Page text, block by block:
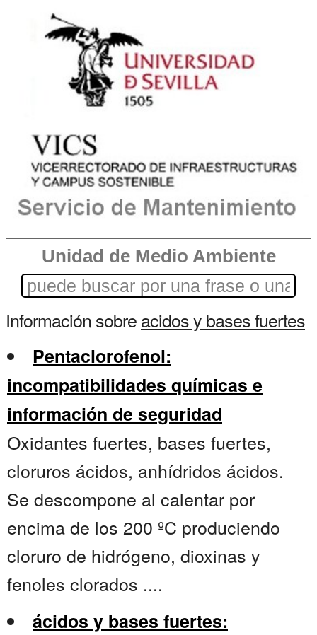
Unidad de Medio Ambiente
Información sobreacidos y bases fuertes
Pentaclorofenol:
incompatibilidades químicas e
información de seguridad
Oxidantes fuertes, bases fuertes,
cloruros ácidos, anhídridos ácidos.
Se descompone al calentar por
encima de los 200 ºC produciendo
cloruro de hidrógeno, dioxinas y
fenoles clorados ....
ácidos y bases fuertes: